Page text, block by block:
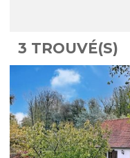
3 TROUVÉ(S)